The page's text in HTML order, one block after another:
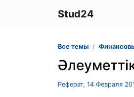
Stud24
Все темы
Реферат, 14 Февраля